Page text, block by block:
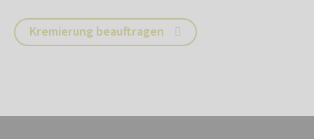
Kremierung beauftragen